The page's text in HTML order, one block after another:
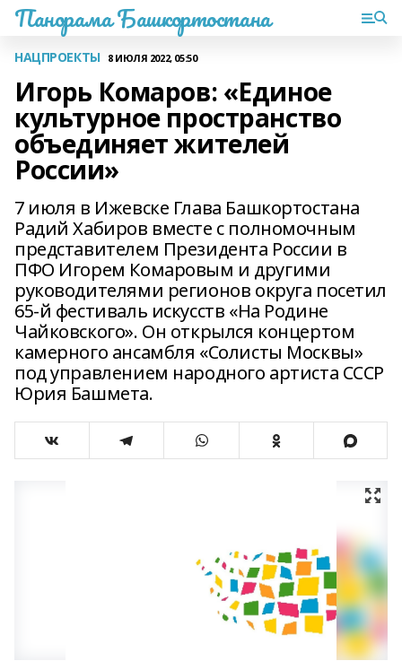
Панорама Башкортостана
НАЦПРОЕКТЫ 8 ИЮЛЯ 2022, 05:50
Игорь Комаров: «Единое
культурное пространство
объединяет жителей
России»
7 июля в Ижевске Глава Башкортостана
Радий Хабиров вместе с полномочным
представителем Президента России в
ПФО Игорем Комаровым и другими
руководителями регионов округа посетил
65-й фестиваль искусств «На Родине
Чайковского». Он открылся концертом
камерного ансамбля «Солисты Москвы»
под управлением народного артиста СССР
Юрия Башмета.